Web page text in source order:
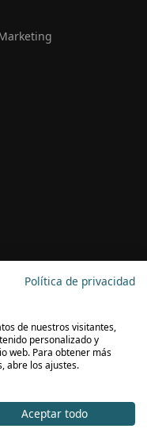
Política de privacidad
de nuestros visitantes,
personalizado y
web. Para obtener más
abre los ajustes.
Aceptar todo